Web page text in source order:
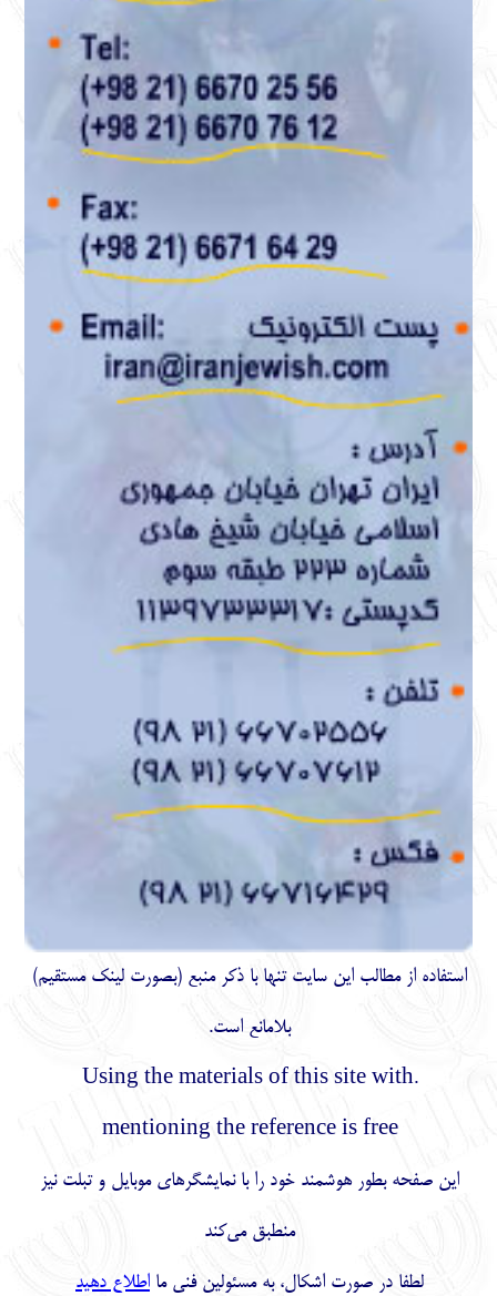
استفاده از مطالب اين سايت تنها با ذكر منبع (بصورت لینک مستقیم)
بلامانع است.
.Using the materials of this site with
mentioning the reference is free
این صفحه بطور هوشمند خود را با نمایشگرهای موبایل و تبلت نیز
منطبق می‌کند
لطفا در صورت اشکال، به مسئولین فنی ما اطلاع دهید